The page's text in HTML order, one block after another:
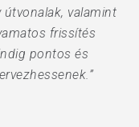
valamint
frissítés
pontos és